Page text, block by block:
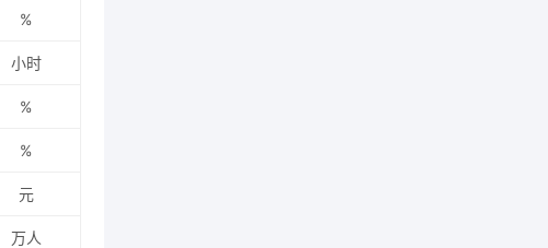
%
小时
%
%
元
万人